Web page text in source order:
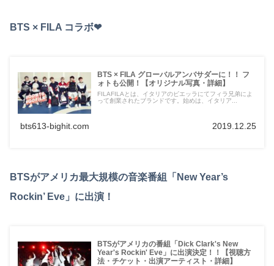
BTS × FILA コラボ❤︎
BTS × FILA グローバルアンバサダーに！！ フ
ォトも公開！【オリジナル写真・詳細】
FILAFILAとは、イタリアのビエッラにてフィラ兄弟によ
って創業されたブランドです。始めは、イタリア...
bts613-bighit.com 2019.12.25
BTSがアメリカ最大規模の音楽番組「New Year’s
Rockin’ Eve」に出演！
BTSがアメリカの番組「Dick Clark's New
Year's Rockin' Eve」に出演決定！！【視聴方
法・チケット・出演アーティスト・詳細】